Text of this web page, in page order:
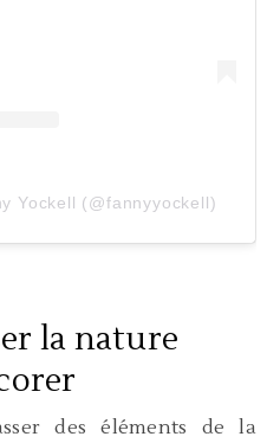
Yockell (@fannyyockell)
la nature
des éléments de la